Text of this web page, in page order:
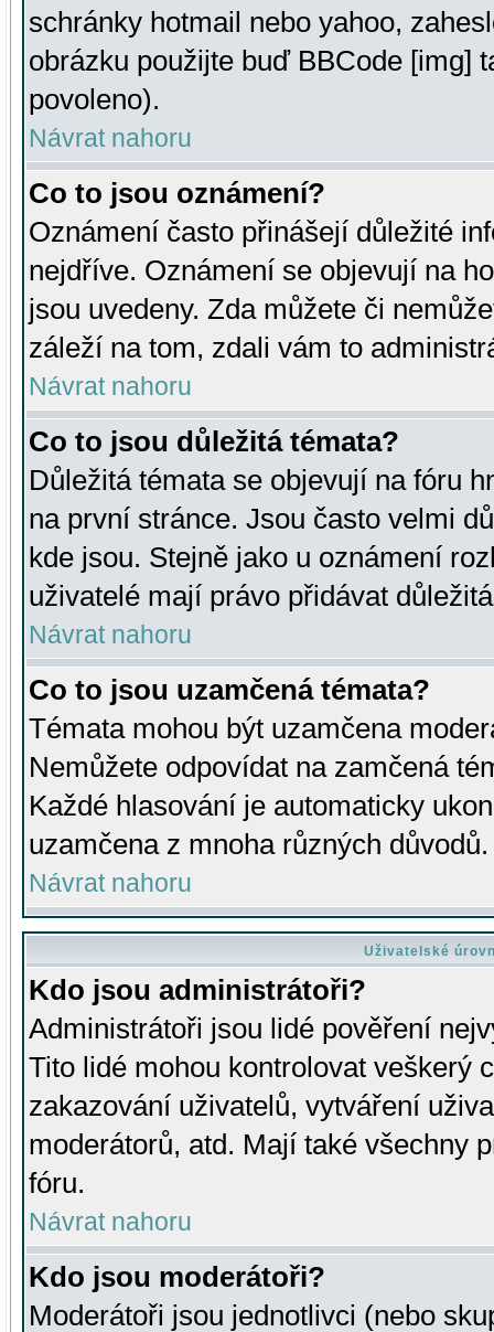
schránky hotmail nebo yahoo,
obrázku použijte buď BBCode [img]
povoleno).
Návrat nahoru
Co to jsou oznámení?
Oznámení často přinášejí důležité
nejdříve. Oznámení se objevují na
jsou uvedeny. Zda můžete či
záleží na tom, zdali vám to
Návrat nahoru
Co to jsou důležitá témata?
Důležitá témata se objevují na fóru
na první stránce. Jsou často velmi
kde jsou. Stejně jako u oznámení
uživatelé mají právo přidávat
Návrat nahoru
Co to jsou uzamčená témata?
Témata mohou být uzamčena
Nemůžete odpovídat na zamčená
Každé hlasování je automaticky
uzamčena z mnoha různých důvodů.
Návrat nahoru
Uživatelské
Kdo jsou administrátoři?
Administrátoři jsou lidé pověření
Tito lidé mohou kontrolovat veškerý
zakazování uživatelů, vytváření
moderátorů, atd. Mají také všechny
fóru.
Návrat nahoru
Kdo jsou moderátoři?
Moderátoři jsou jednotlivci (nebo